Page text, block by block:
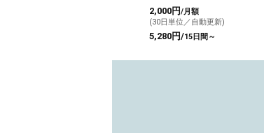
PTV19A-BK
2,000円/月額
(30日単位／自動更新)
5,280円/15日間～